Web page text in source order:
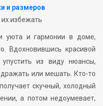
и размеров
избежать
уюта и гармонии в доме,
Вдохновившись красивой
упустить из виду нюансы,
или мешать. Кто-то
скучный, холодный
а потом недоумевает,